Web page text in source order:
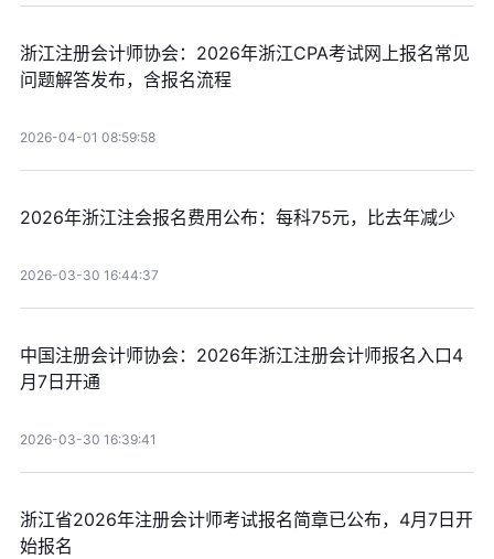
浙江注册会计师协会：2026年浙江CPA考试网上报名常见
问题解答发布，含报名流程
2026-04-01 08:59:58
2026年浙江注会报名费用公布：每科75元，比去年减少
2026-03-30 16:44:37
中国注册会计师协会：2026年浙江注册会计师报名入口4
月7日开通
2026-03-30 16:39:41
浙江省2026年注册会计师考试报名简章已公布，4月7日开
始报名